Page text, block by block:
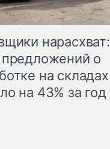
нарасхват:
о
на складах
на 43% за год